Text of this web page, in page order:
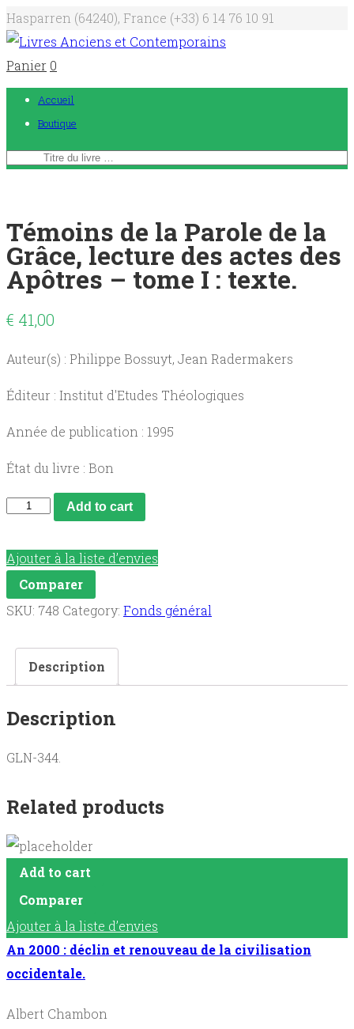
Hasparren (64240), France (+33) 6 14 76 10 91
Panier 0
Accueil
Boutique
Témoins de la Parole de la
Grâce, lecture des actes des
Apôtres – tome I : texte.
€ 41,00
Auteur(s) : Philippe Bossuyt, Jean Radermakers
Éditeur : Institut d'Etudes Théologiques
Année de publication : 1995
État du livre : Bon
Témoins
la
Parole
de
Grâce,
lecture
actes
Apôtres
tome
I
:
quantity
Add to cart
Ajouter à la liste d’envies
Comparer
SKU: 748 Category: Fonds général
Description
Description
GLN-344.
Related products
Add to cart
Comparer
Ajouter à la liste d’envies
An 2000 : déclin et renouveau de la civilisation
occidentale.
Albert Chambon